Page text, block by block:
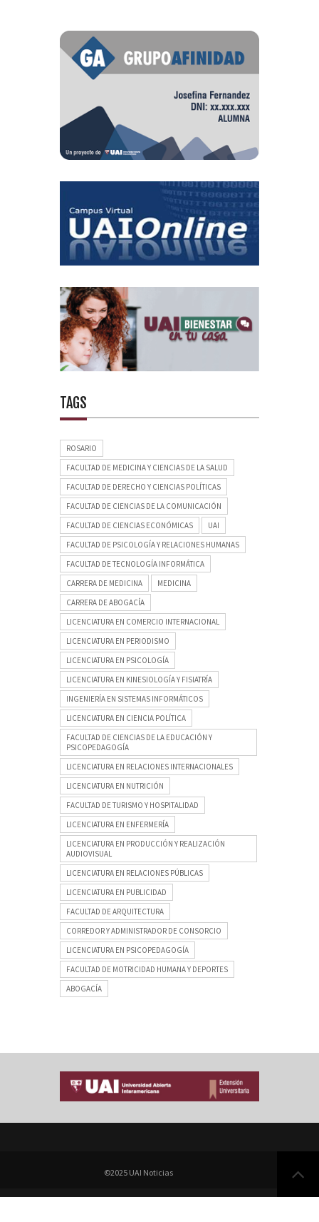
TAGS
ROSARIO
FACULTAD DE MEDICINA Y CIENCIAS DE LA SALUD
FACULTAD DE DERECHO Y CIENCIAS POLÍTICAS
FACULTAD DE CIENCIAS DE LA COMUNICACIÓN
FACULTAD DE CIENCIAS ECONÓMICAS
UAI
FACULTAD DE PSICOLOGÍA Y RELACIONES HUMANAS
FACULTAD DE TECNOLOGÍA INFORMÁTICA
CARRERA DE MEDICINA
MEDICINA
CARRERA DE ABOGACÍA
LICENCIATURA EN COMERCIO INTERNACIONAL
LICENCIATURA EN PERIODISMO
LICENCIATURA EN PSICOLOGÍA
LICENCIATURA EN KINESIOLOGÍA Y FISIATRÍA
INGENIERÍA EN SISTEMAS INFORMÁTICOS
LICENCIATURA EN CIENCIA POLÍTICA
FACULTAD DE CIENCIAS DE LA EDUCACIÓN Y
PSICOPEDAGOGÍA
LICENCIATURA EN RELACIONES INTERNACIONALES
LICENCIATURA EN NUTRICIÓN
FACULTAD DE TURISMO Y HOSPITALIDAD
LICENCIATURA EN ENFERMERÍA
LICENCIATURA EN PRODUCCIÓN Y REALIZACIÓN
AUDIOVISUAL
LICENCIATURA EN RELACIONES PÚBLICAS
LICENCIATURA EN PUBLICIDAD
FACULTAD DE ARQUITECTURA
CORREDOR Y ADMINISTRADOR DE CONSORCIO
LICENCIATURA EN PSICOPEDAGOGÍA
FACULTAD DE MOTRICIDAD HUMANA Y DEPORTES
ABOGACÍA
©2025 UAI Noticias